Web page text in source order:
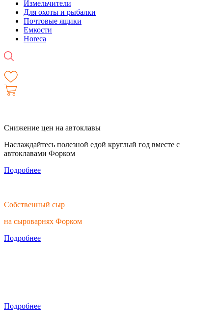
Измельчители
Для охоты и рыбалки
Почтовые ящики
Емкости
Horeca
Снижение цен на автоклавы
Наслаждайтесь полезной едой круглый год вместе с
автоклавами Форком
Подробнее
Собственный сыр
на сыроварнях Форком
Подробнее
Подробнее